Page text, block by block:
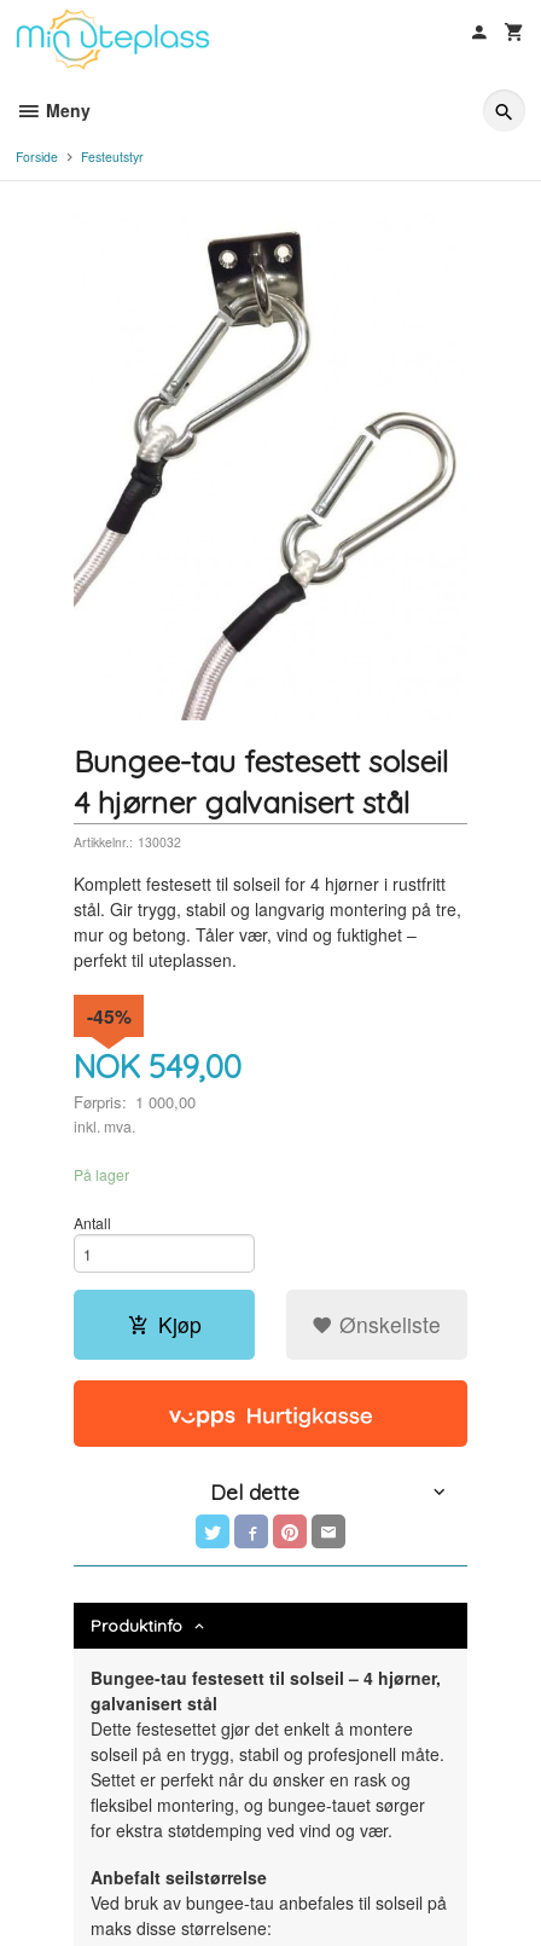
innholdet
Meny
Forside Festeutstyr
Bungee-tau festesett solseil
4 hjørner galvanisert stål
Artikkelnr.: 130032
Komplett festesett til solseil for 4 hjørner i rustfritt
stål. Gir trygg, stabil og langvarig montering på tre,
mur og betong. Tåler vær, vind og fuktighet –
perfekt til uteplassen.
NOK 549,00
Førpris: 1 000,00
Rabatt
-45%
inkl. mva.
På lager
Antall
Kjøp Ønskeliste
Del dette
Produktinfo
Bungee-tau festesett til solseil – 4 hjørner,
galvanisert stål
Dette festesettet gjør det enkelt å montere
solseil på en trygg, stabil og profesjonell måte.
Settet er perfekt når du ønsker en rask og
fleksibel montering, og bungee-tauet sørger
for ekstra støtdemping ved vind og vær.
Anbefalt seilstørrelse
Ved bruk av bungee-tau anbefales til solseil på
maks disse størrelsene: